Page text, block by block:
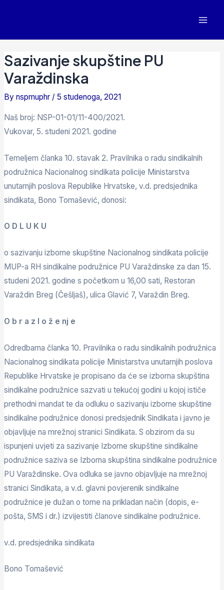
Sazivanje skupštine PU
Varaždinska
Bynspmuphr /5 studenoga, 2021
Naš broj: NSP-01-01/11-400/2021.
Vukovar, 5. studeni 2021. godine
Temeljem članka 10. stavak 2. Pravilnika o radu sindikalnih
podružnica Nacionalnog sindikata policije Ministarstva
unutarnjih poslova Republike Hrvatske, v.d. predsjednika
sindikata, Bono Tomašević, donosi:
O D L U K U
o sazivanju izborne skupštine Nacionalnog sindikata policije
MUP-a RH sindikalne podružnice PU Varaždinske za dan 15.
studeni 2021. godine s početkom u 16,00 sati, Restoran
Varaždin Breg (Češljaš), ulica Glavić 7, Varaždin Breg.
O b r a z l o ž e nj e
Odredbama članka 10. Pravilnika o radu sindikalnih podružnica
Nacionalnog sindikata policije Ministarstva unutarnjih poslova
Republike Hrvatske je propisano da će se izborna skupština
sindikalne podružnice sazvati u tekućoj godini u kojoj ističe
prethodni mandat te da odluku o sazivanju izborne skupštine
sindikalne podružnice donosi predsjednik Sindikata i javno je
objavljuje na mrežnoj stranici Sindikata. S obzirom da su
ispunjeni uvjeti za sazivanje Izborne skupštine sindikalne
podružnice saziva se Izborna skupština sindikalne podružnice
PU Varaždinske. Ova odluka se javno objavljuje na mrežnoj
stranici Sindikata, a v.d. glavni povjerenik sindikalne
podružnice je dužan o tome na prikladan način (dopis, e-
pošta, SMS i dr.) izvijestiti članove sindikalne podružnice.
v.d. predsjednika sindikata
Bono Tomašević